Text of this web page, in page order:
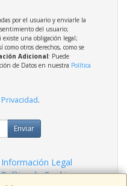
por el usuario y enviarle la
del usuario;
existe una obligación legal;
otros derechos, como se
Adicional: Puede
de Datos en nuestra Política
.
Enviar
Información Legal
Política de Cookies